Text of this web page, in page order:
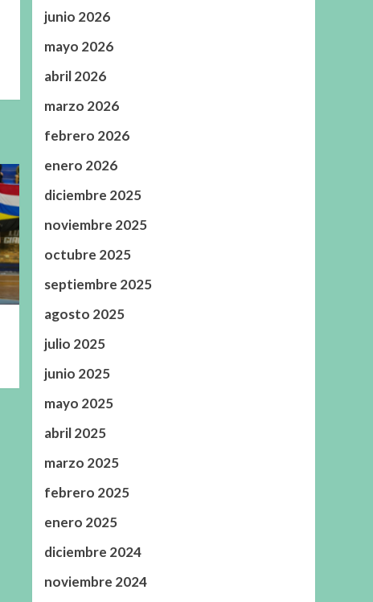
junio 2026
mayo 2026
abril 2026
marzo 2026
febrero 2026
enero 2026
diciembre 2025
noviembre 2025
octubre 2025
septiembre 2025
agosto 2025
julio 2025
junio 2025
mayo 2025
abril 2025
marzo 2025
febrero 2025
enero 2025
diciembre 2024
noviembre 2024